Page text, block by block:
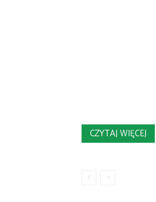
CZYTAJ WIĘCEJ